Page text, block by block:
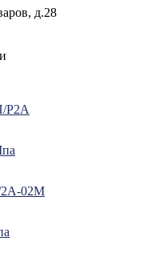
д.28
Р2А
2А-02М